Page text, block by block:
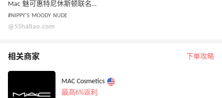
Mac 魅可惠特尼休斯顿联名款唇膏 #NIPPY'S MOODY NUDE
#NIPPY'S MOODY NUDE
@55haitao.com
相关商家 下单攻略
MAC Cosmetics
最高6%返利